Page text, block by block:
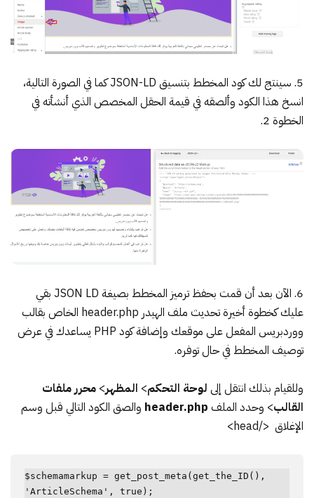
5. سينتج لك كود المخطط بتنسيق JSON-LD كما في الصورة التالية،
انسخ هذا الكود وألصقه في قيمة الحقل المخصص الذي أنشأته في
الخطوة 2.
6. الآن بعد أن قمت بحفظ ترميز المخطط بصيغة JSON LD بقي
عليك كخطوة أخيرة تحديث ملف الهيدر header.php الخاص بقالب
ووردبريس المفعل على موقعك وإضافة كود PHP يساعدك في عرض
توصيف المخطط في حال توفره.
وللقيام بذلك انتقل إلى لوحة التحكم> المظهر> محرر ملفات
القالب> وحدد الملف header.php والصق الكود التالي قبل وسم
الإغلاق </head>
$schemamarkup = get_post_meta(get_the_ID(),
'ArticleSchema', true);